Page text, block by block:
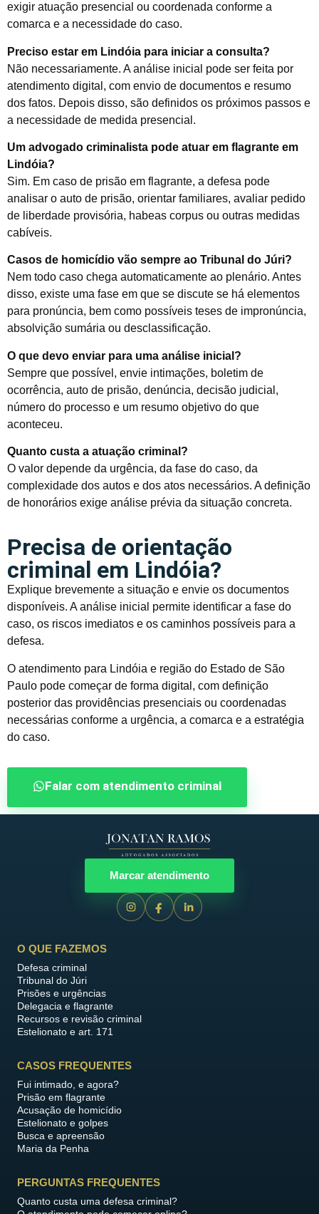
exigir atuação presencial ou coordenada conforme a
comarca e a necessidade do caso.
Preciso estar em Lindóia para iniciar a consulta?
Não necessariamente. A análise inicial pode ser feita por
atendimento digital, com envio de documentos e resumo
dos fatos. Depois disso, são definidos os próximos passos e
a necessidade de medida presencial.
Um advogado criminalista pode atuar em flagrante em
Lindóia?
Sim. Em caso de prisão em flagrante, a defesa pode
analisar o auto de prisão, orientar familiares, avaliar pedido
de liberdade provisória, habeas corpus ou outras medidas
cabíveis.
Casos de homicídio vão sempre ao Tribunal do Júri?
Nem todo caso chega automaticamente ao plenário. Antes
disso, existe uma fase em que se discute se há elementos
para pronúncia, bem como possíveis teses de impronúncia,
absolvição sumária ou desclassificação.
O que devo enviar para uma análise inicial?
Sempre que possível, envie intimações, boletim de
ocorrência, auto de prisão, denúncia, decisão judicial,
número do processo e um resumo objetivo do que
aconteceu.
Quanto custa a atuação criminal?
O valor depende da urgência, da fase do caso, da
complexidade dos autos e dos atos necessários. A definição
de honorários exige análise prévia da situação concreta.
Precisa de orientação
criminal em Lindóia?
Explique brevemente a situação e envie os documentos
disponíveis. A análise inicial permite identificar a fase do
caso, os riscos imediatos e os caminhos possíveis para a
defesa.
O atendimento para Lindóia e região do Estado de São
Paulo pode começar de forma digital, com definição
posterior das providências presenciais ou coordenadas
necessárias conforme a urgência, a comarca e a estratégia
do caso.
Falar com atendimento criminal
Marcar atendimento
O QUE FAZEMOS
Defesa criminal
Tribunal do Júri
Prisões e urgências
Delegacia e flagrante
Recursos e revisão criminal
Estelionato e art. 171
CASOS FREQUENTES
Fui intimado, e agora?
Prisão em flagrante
Acusação de homicídio
Estelionato e golpes
Busca e apreensão
Maria da Penha
PERGUNTAS FREQUENTES
Quanto custa uma defesa criminal?